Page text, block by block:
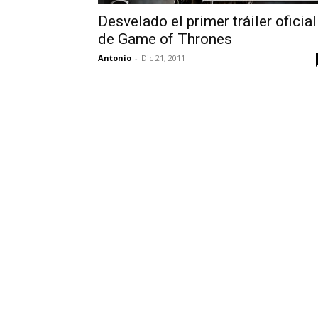
Desvelado el primer tráiler oficial
de Game of Thrones
Antonio - Dic 21, 2011